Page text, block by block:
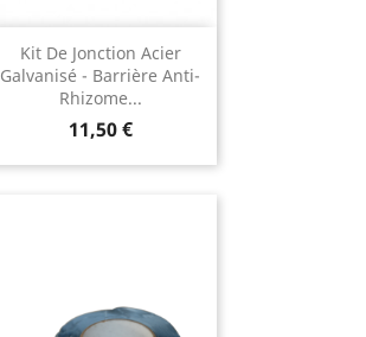
Kit De Jonction Acier
Galvanisé - Barrière Anti-
Rhizome...
Prix
11,50 €